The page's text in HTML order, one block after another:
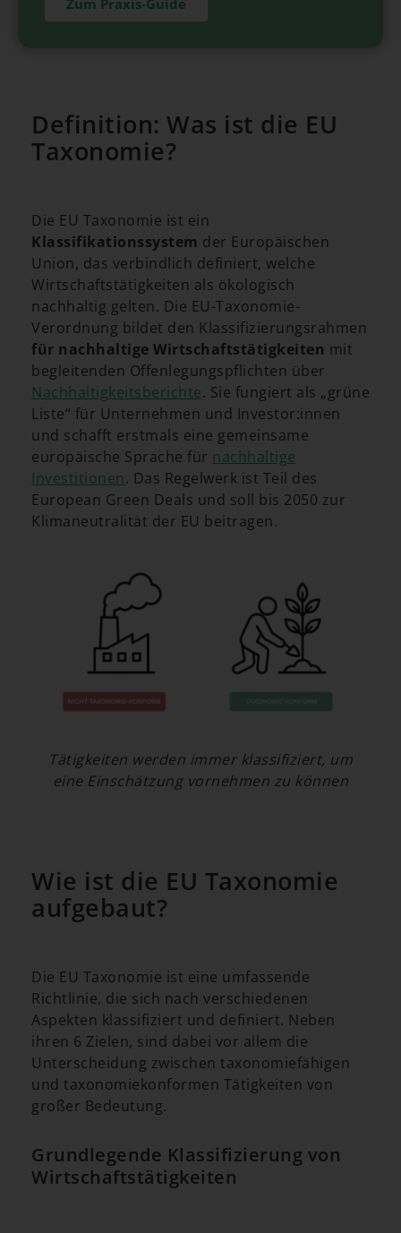
Definition: Was ist die EU
Taxonomie?
Die EU Taxonomie ist ein
Klassifikationssystem der Europäischen
Union, das verbindlich definiert, welche
Wirtschaftstätigkeiten als ökologisch
nachhaltig gelten. Die EU-Taxonomie-
Verordnung bildet den Klassifizierungsrahmen
für nachhaltige Wirtschaftstätigkeiten mit
begleitenden Offenlegungspflichten über
Nachhaltigkeitsberichte. Sie fungiert als „grüne
Liste“ für Unternehmen und Investor:innen
und schafft erstmals eine gemeinsame
europäische Sprache für nachhaltige
Investitionen. Das Regelwerk ist Teil des
European Green Deals und soll bis 2050 zur
Klimaneutralität der EU beitragen.
Tätigkeiten werden immer klassifiziert, um
eine Einschätzung vornehmen zu können
Wie ist die EU Taxonomie
aufgebaut?
Die EU Taxonomie ist eine umfassende
Richtlinie, die sich nach verschiedenen
Aspekten klassifiziert und definiert. Neben
ihren 6 Zielen, sind dabei vor allem die
Unterscheidung zwischen taxonomiefähigen
und taxonomiekonformen Tätigkeiten von
großer Bedeutung.
Grundlegende Klassifizierung von
Wirtschaftstätigkeiten